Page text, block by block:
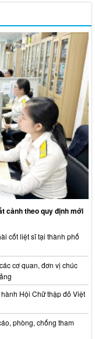
cảnh theo quy định mới
cốt liệt sĩ tại thành phố
cơ quan, đơn vị chúc
Hội Chữ thập đỏ Việt
phòng, chống tham